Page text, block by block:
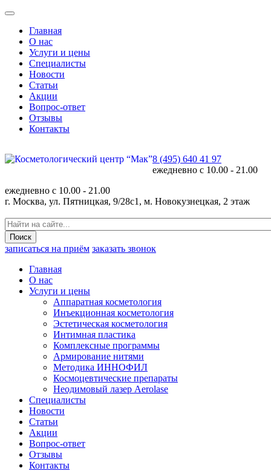
Главная
О нас
Услуги и цены
Специалисты
Новости
Статьи
Акции
Вопрос-ответ
Отзывы
Контакты
8 (495) 640 41 97
ежедневно с 10.00 - 21.00
ежедневно с 10.00 - 21.00
г. Москва, ул. Пятницкая, 9/28с1, м. Новокузнецкая, 2 этаж
записаться на приём заказать звонок
Главная
О нас
Услуги и цены
Аппаратная косметология
Инъекционная косметология
Эстетическая косметология
Интимная пластика
Комплексные программы
Армирование нитями
Методика ИННОФИЛ
Космоцевтические препараты
Неодимовый лазер Aerolase
Специалисты
Новости
Статьи
Акции
Вопрос-ответ
Отзывы
Контакты